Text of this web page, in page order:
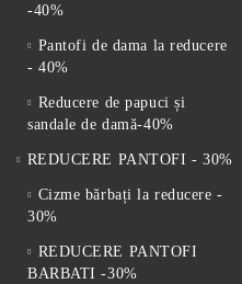
-40%
Pantofi de dama la reducere
- 40%
Reducere de papuci și
sandale de damă-40%
REDUCERE PANTOFI - 30%
Cizme bărbați la reducere -
30%
REDUCERE PANTOFI
BARBATI -30%